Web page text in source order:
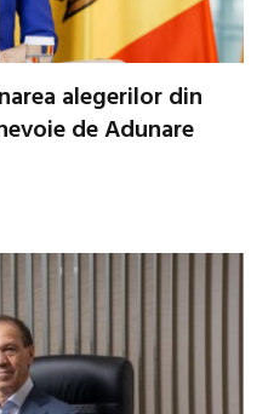
alegerilor din
de Adunare